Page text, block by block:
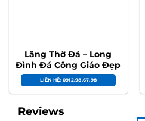
Lăng Thờ Đá – Long
Đình Đá Công Giáo Đẹp
LIÊN HỆ: 0912.98.67.98
Reviews